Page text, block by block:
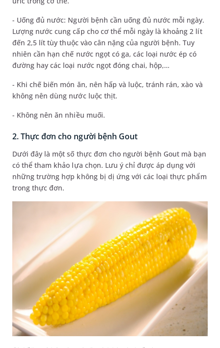
- Uống đủ nước: Người bệnh cần uống đủ nước mỗi ngày.
Lượng nước cung cấp cho cơ thể mỗi ngày là khoảng 2 lít
đến 2,5 lít tùy thuộc vào cân nặng của người bệnh. Tuy
nhiên cần hạn chế nước ngọt có ga, các loại nước ép có
đường hay các loại nước ngọt đóng chai, hộp,…
- Khi chế biến món ăn, nên hấp và luộc, tránh rán, xào và
không nên dùng nước luộc thịt.
- Không nên ăn nhiều muối.
2. Thực đơn cho người bệnh Gout
Dưới đây là một số thực đơn cho người bệnh Gout mà bạn
có thể tham khảo lựa chọn. Lưu ý chỉ được áp dụng với
những trường hợp không bị dị ứng với các loại thực phẩm
trong thực đơn.